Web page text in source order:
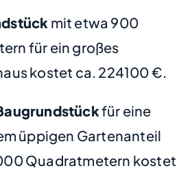
mit etwa 900
für ein großes
kostet ca. 224100 €.
für eine
üppigen Gartenanteil
Quadratmetern kostet